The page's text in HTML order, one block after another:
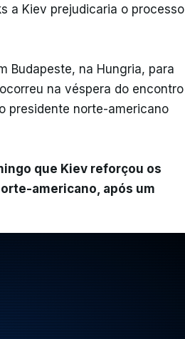
a Kiev prejudicaria o processo
Budapeste, na Hungria, para
na véspera do encontro
presidente norte-americano
que Kiev reforçou os
americano, após um